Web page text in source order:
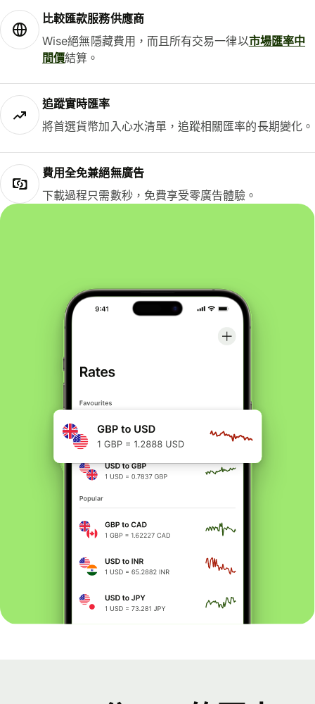
比較匯款服務供應商
Wise絕無隱藏費用，而且所有交易一律以市場匯率中
間價結算。
追蹤實時匯率
將首選貨幣加入心水清單，追蹤相關匯率的長期變化。
費用全免兼絕無廣告
下載過程只需數秒，免費享受零廣告體驗。